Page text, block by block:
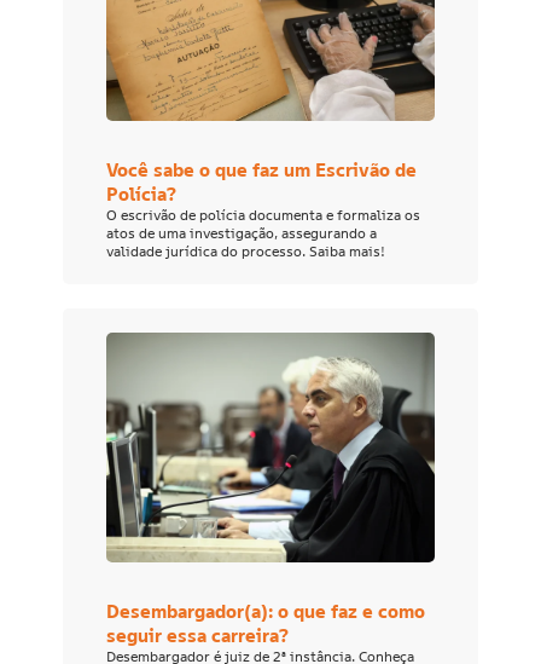
Você sabe o que faz um Escrivão de
Polícia?
O escrivão de polícia documenta e formaliza os
atos de uma investigação, assegurando a
validade jurídica do processo. Saiba mais!
Desembargador(a): o que faz e como
seguir essa carreira?
Desembargador é juiz de 2ª instância. Conheça